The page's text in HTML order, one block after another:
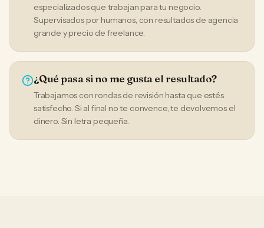
especializados que trabajan para tu negocio.
Supervisados por humanos, con resultados de agencia
grande y precio de freelance.
¿Qué pasa si no me gusta el resultado?
Trabajamos con rondas de revisión hasta que estés
satisfecho. Si al final no te convence, te devolvemos el
dinero. Sin letra pequeña.